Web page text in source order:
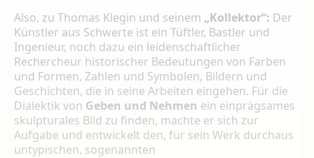
Also, zu Thomas Klegin und seinem „Kollektor“: Der
Künstler aus Schwerte ist ein Tüftler, Bastler und
Ingenieur, noch dazu ein leidenschaftlicher
Rechercheur historischer Bedeutungen von Farben
und Formen, Zahlen und Symbolen, Bildern und
Geschichten, die in seine Arbeiten eingehen. Für die
Dialektik von Geben und Nehmen ein einprägsames
skulpturales Bild zu ﬁnden, machte er sich zur
Aufgabe und entwickelt den, für sein Werk durchaus
untypischen, sogenannten